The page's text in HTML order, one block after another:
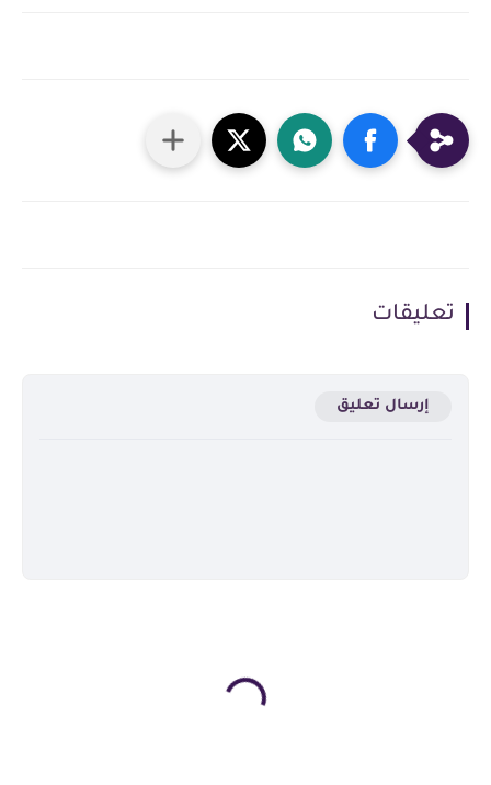
تعليقات
إرسال تعليق